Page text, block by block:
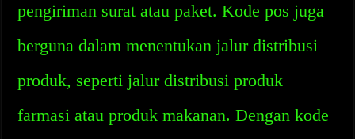
pengiriman surat atau paket. Kode pos juga
berguna dalam menentukan jalur distribusi
produk, seperti jalur distribusi produk
farmasi atau produk makanan. Dengan kode